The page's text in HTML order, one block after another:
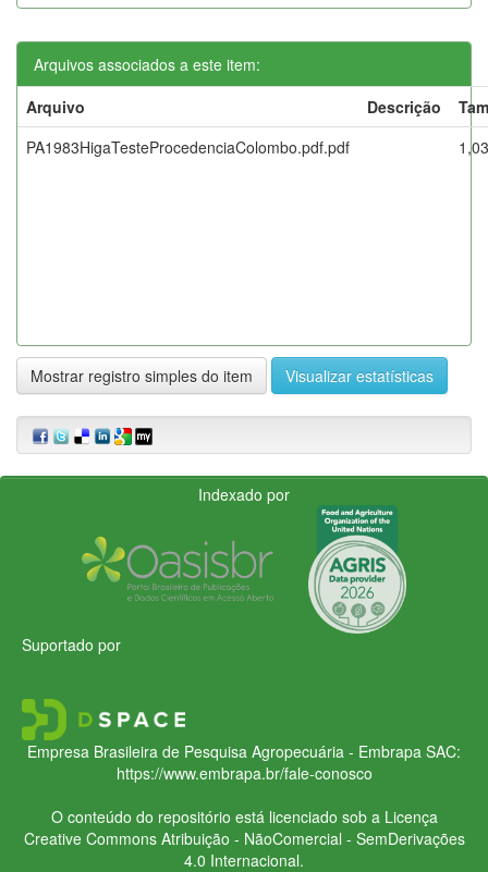
Arquivos associados a este item:
Arquivo
Descrição
PA1983HigaTesteProcedenciaColombo.pdf.pdf
Mostrar registro simples do item Visualizar estatísticas
Indexado por
Suportado por
Empresa Brasileira de Pesquisa Agropecuária - Embrapa SAC:
https://www.embrapa.br/fale-conosco
O conteúdo do repositório está licenciado sob a Licença
Creative CommonsAtribuição - NãoComercial - SemDerivações
4.0 Internacional.